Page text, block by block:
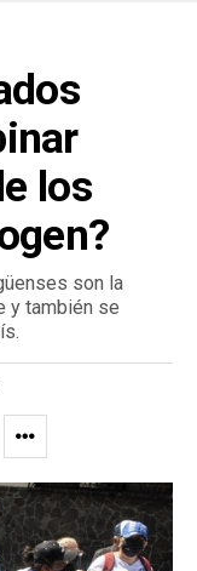
los
son la
y también se